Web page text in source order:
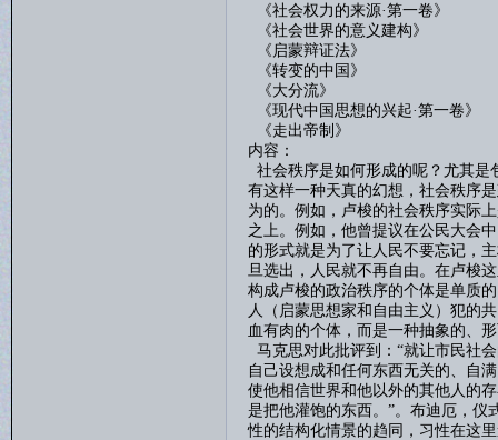
《社会权力的来源·第一卷》
《社会世界的意义建构》
《启蒙辩证法》
《转变的中国》
《大分流》
《现代中国思想的兴起·第一卷》
《走出帝制》
内容：
社会秩序是如何形成的呢？尤其是
有这样一种天真的幻想，社会秩序
为的。例如，卢梭的社会秩序实际
之上。例如，他曾提议在公民大会
的形式就是为了让人民不要忘记，
旦选出，人民就不再自由。在卢梭
构成卢梭的政治秩序的个体是单质
人（启蒙思想家和自由主义）犯的
血有肉的个体，而是一种抽象的、
马克思对此批评到： “就让市民社
自己设想成和任何东西无关的、自
使他相信世界和他以外的其他人的
是把他灌饱的东西。”。布迪厄，仪
性的结构化情景的趋同，习性在这